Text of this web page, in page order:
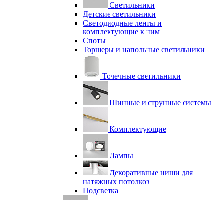
Светильники
Детские светильники
Светодиодные ленты и
комплектующие к ним
Споты
Торшеры и напольные светильники
Точечные светильники
Шинные и струнные системы
Комплектующие
Лампы
Декоративные ниши для
натяжных потолков
Подсветка